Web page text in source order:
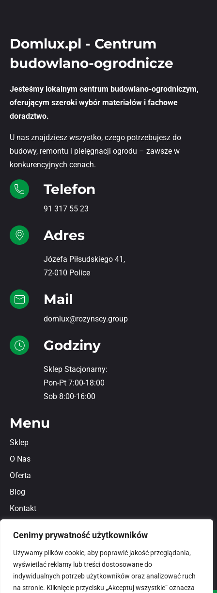
Cenimy prywatność użytkowników
Używamy plików cookie, aby poprawić jakość przeglądania,
wyświetlać reklamy lub treści dostosowane do
indywidualnych potrzeb użytkowników oraz analizować ruch
na stronie. Kliknięcie przycisku „Akceptuj wszystkie” oznacza
Domlux.pl - Centrum
budowlano-ogrodnicze
Jesteśmy lokalnym centrum budowlano-ogrodniczym,
oferującym szeroki wybór materiałów i fachowe
doradztwo.
U nas znajdziesz wszystko, czego potrzebujesz do
budowy, remontu i pielęgnacji ogrodu – zawsze w
konkurencyjnych cenach.
Telefon
91 317 55 23
Adres
Józefa Piłsudskiego 41,
72-010 Police
Mail
domlux@rozynscy.group
Godziny
Sklep Stacjonarny:
Pon-Pt 7:00-18:00
Sob 8:00-16:00
Menu
Sklep
O Nas
Oferta
Blog
Kontakt
Polityka prywatności